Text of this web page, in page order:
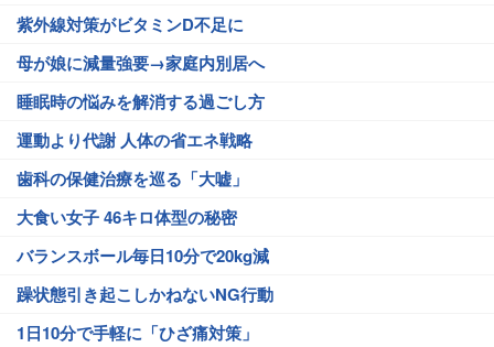
紫外線対策がビタミンD不足に
母が娘に減量強要→家庭内別居へ
睡眠時の悩みを解消する過ごし方
運動より代謝 人体の省エネ戦略
歯科の保健治療を巡る「大嘘」
大食い女子 46キロ体型の秘密
バランスボール毎日10分で20kg減
躁状態引き起こしかねないNG行動
1日10分で手軽に「ひざ痛対策」